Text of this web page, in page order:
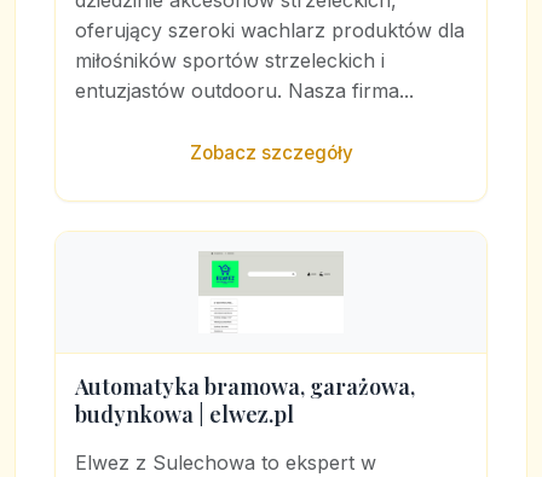
oferujący szeroki wachlarz produktów dla
miłośników sportów strzeleckich i
entuzjastów outdooru. Nasza firma...
Zobacz szczegóły
Automatyka bramowa, garażowa,
budynkowa | elwez.pl
Elwez z Sulechowa to ekspert w